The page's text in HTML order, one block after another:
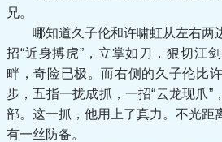
兄。
哪知道久子伦和许啸虹从左右两
招“近身搏虎”，立掌如刀，狠切江
畔，奇险已极。而右侧的久子伦比
步，五指一拢成抓，一招“云龙现爪”
部。这一抓，他用上了真力。不光距
有一丝防备。